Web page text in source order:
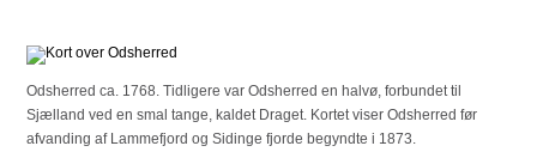
Odsherred ca. 1768. Tidligere var Odsherred en halvø, forbundet til
Sjælland ved en smal tange, kaldet Draget. Kortet viser Odsherred før
afvanding af Lammefjord og Sidinge fjorde begyndte i 1873.